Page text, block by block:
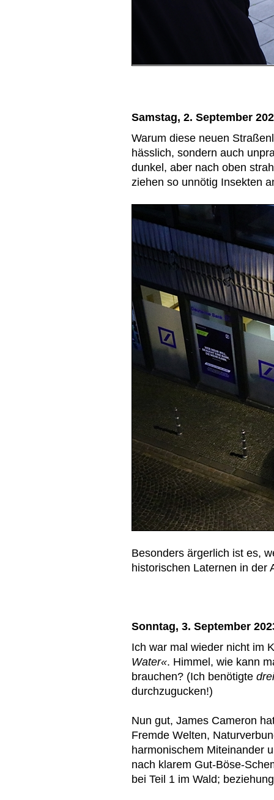
Samstag, 2. September
Warum diese neuen
hässlich, sondern auch
dunkel, aber nach oben
ziehen so unnötig Insekten
Besonders ärgerlich ist es,
historischen Laternen in der
Sonntag, 3. September
Ich war mal wieder nicht im
Water«. Himmel, wie kann
brauchen? (Ich benötigte
durchzugucken!)
Nun gut, James Cameron
Fremde Welten,
harmonischem Miteinander
nach klarem Gut-Böse-
bei Teil 1 im Wald;